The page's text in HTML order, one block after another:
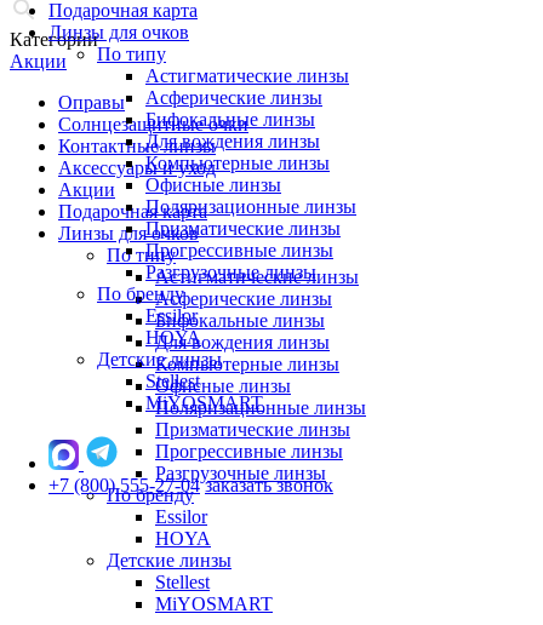
Категории
Акции
Оправы
Солнцезащитные очки
Контактные линзы
Аксессуары и уход
Акции
Подарочная карта
Линзы для очков
По типу
Астигматические линзы
Асферические линзы
Бифокальные линзы
Для вождения линзы
Компьютерные линзы
Офисные линзы
Поляризационные линзы
Призматические линзы
Прогрессивные линзы
Разгрузочные линзы
По бренду
Essilor
HOYA
Детские линзы
Stellest
MiYOSMART
Подарочная карта
Линзы для очков
По типу
Астигматические линзы
Асферические линзы
Бифокальные линзы
Для вождения линзы
Компьютерные линзы
Офисные линзы
Поляризационные линзы
Призматические линзы
Прогрессивные линзы
Разгрузочные линзы
По бренду
Essilor
HOYA
Детские линзы
Stellest
MiYOSMART
+7 (800) 555-27-04 заказать звонок